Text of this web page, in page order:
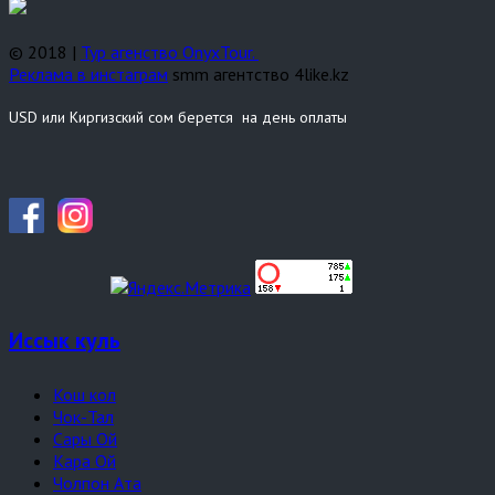
© 2018 | Тур агенство OnyxTour.
Реклама в инстаграм smm агентство 4like.kz
USD или Киргизский сом берется на день оплаты
Иссык куль
Кош кол
Чок-Тал
Сары Ой
Кара Ой
Чолпон Ата